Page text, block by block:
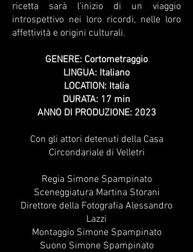
ricetta sarà l’inizio di un viaggio
introspettivo nei loro ricordi, nelle loro
affettività e origini culturali.
GENERE: Cortometraggio
LINGUA: Italiano
LOCATION: Italia
DURATA: 17 min
ANNO DI PRODUZIONE: 2023
Con gli attori detenuti della Casa
Circondariale di Velletri
Regia Simone Spampinato​
Sceneggiatura Martina Storani
Direttore della Fotografia Alessandro
Lazzi
Montaggio Simone Spampinato
Suono Simone Spampinato